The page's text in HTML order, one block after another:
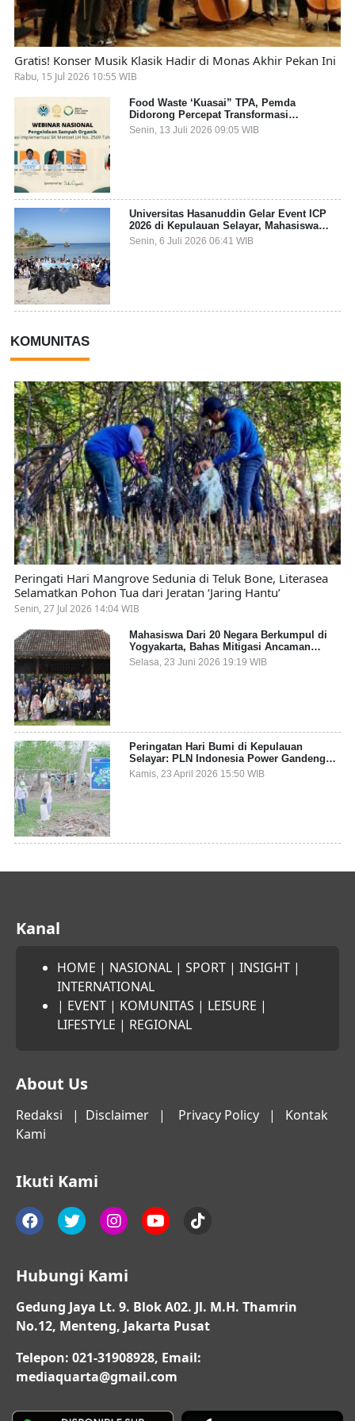
Gratis! Konser Musik Klasik Hadir di Monas Akhir Pekan Ini
Rabu, 15 Jul 2026 10:55 WIB
Food Waste ‘Kuasai” TPA, Pemda
Didorong Percepat Transformasi
Pengelolaan Sampah Organik dari Sumber
Senin, 13 Juli 2026 09:05 WIB
Universitas Hasanuddin Gelar Event ICP
2026 di Kepulauan Selayar, Mahasiswa
dari 27 Negara Jadi Partisipan
Senin, 6 Juli 2026 06:41 WIB
KOMUNITAS
Peringati Hari Mangrove Sedunia di Teluk Bone, Literasea
Selamatkan Pohon Tua dari Jeratan ‘Jaring Hantu’
Senin, 27 Jul 2026 14:04 WIB
Mahasiswa Dari 20 Negara Berkumpul di
Yogyakarta, Bahas Mitigasi Ancaman
Kesehatan Global
Selasa, 23 Juni 2026 19:19 WIB
Peringatan Hari Bumi di Kepulauan
Selayar: PLN Indonesia Power Gandeng
Pemda dan Komunitas, Giatkan Restorasi
Mangrove
Kamis, 23 April 2026 15:50 WIB
Kanal
HOME | NASIONAL | SPORT | INSIGHT |
INTERNATIONAL
| EVENT | KOMUNITAS | LEISURE |
LIFESTYLE | REGIONAL
About Us
Redaksi | Disclaimer | Privacy Policy | Kontak
Kami
Ikuti Kami
Hubungi Kami
Gedung Jaya Lt. 9. Blok A02. Jl. M.H. Thamrin
No.12, Menteng, Jakarta Pusat
Telepon: 021-31908928, Email:
mediaquarta@gmail.com